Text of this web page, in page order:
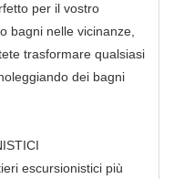
per il vostro
bagni nelle vicinanze,
trasformare qualsiasi
dei bagni
escursionistici più